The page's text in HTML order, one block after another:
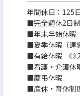
年間休日：125
■完全週休2日制
■年末年始休暇
■夏季休暇（連
■有給休暇 ◎入
■看護・介護休
■慶弔休暇
■産休・育休